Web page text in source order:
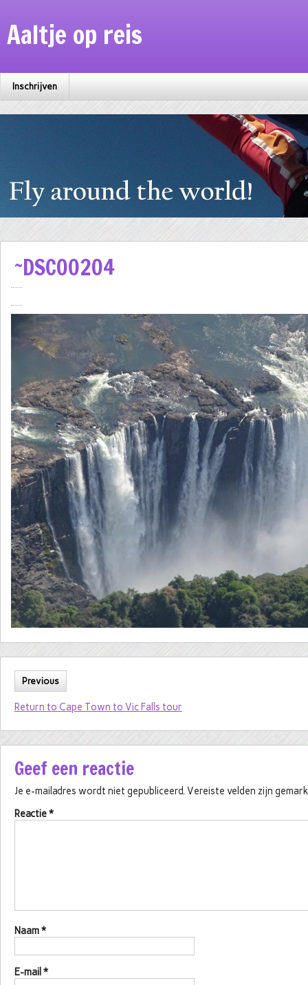
Aaltje op reis
Inschrijven
~DSC00204
Previous
Return to Cape Town to Vic Falls tour
Geef een reactie
Je e-mailadres wordt niet gepubliceerd. Vereiste velden zijn
Reactie*
Naam*
E-mail *